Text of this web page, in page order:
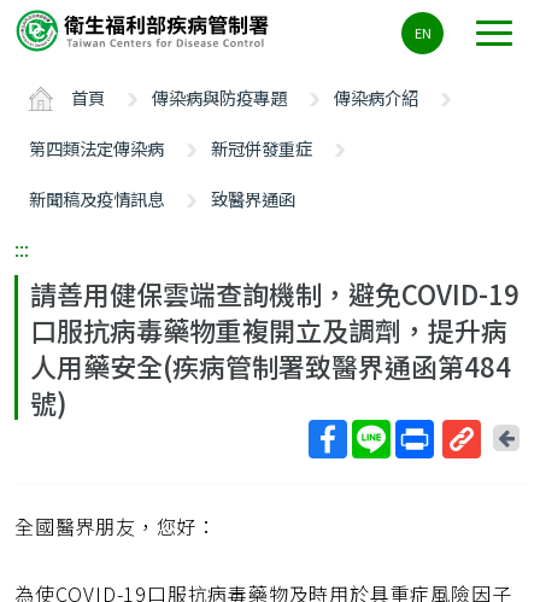
要
ALT+C
EN
首頁 傳染病與防疫專題
傳染病介紹
第四類法定傳染病
新冠併發重症
新聞稿及疫情訊息
致醫界通函
:::
請善用健保雲端查詢機制，避免COVID-19
口服抗病毒藥物重複開立及調劑，提升病
人用藥安全(疾病管制署致醫界通函第484
號)
址
回
全國醫界朋友，您好：
為使COVID-19口服抗病毒藥物及時用於具重症風險因子